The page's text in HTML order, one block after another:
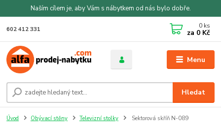
Naším cílem je, aby Vám s nábytkem od nás bylo dobře.
Menu
Hledat
602 412 331 0 ks
za 0 Kč
Úvod Obývací stěny Televizní stolky Sektorová skříň N-089